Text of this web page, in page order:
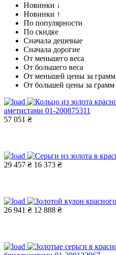
Новинки ↓
Новинки ↑
По популярности
По скидке
Сначала дешевые
Сначала дорогие
От меньшего веса
От большего веса
От меньшей цены за грамм
От большей цены за грамм
аметистами 01-200875311
57 051 ₴
29 457 ₴ 16 373 ₴
26 941 ₴ 12 888 ₴